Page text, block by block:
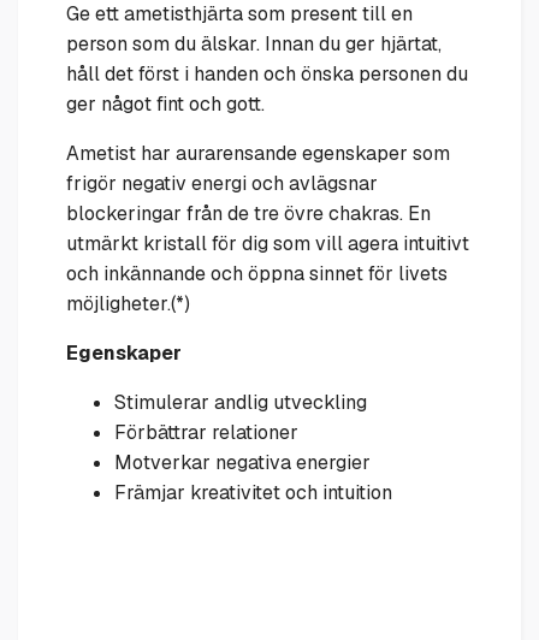
Ge ett ametisthjärta som present till en
person som du älskar. Innan du ger hjärtat,
håll det först i handen och önska personen du
ger något fint och gott.
Ametist har aurarensande egenskaper som
frigör negativ energi och avlägsnar
blockeringar från de tre övre chakras. En
utmärkt kristall för dig som vill agera intuitivt
och inkännande och öppna sinnet för livets
möjligheter.(*)
Egenskaper
Stimulerar andlig utveckling
Förbättrar relationer
Motverkar negativa energier
Främjar kreativitet och intuition